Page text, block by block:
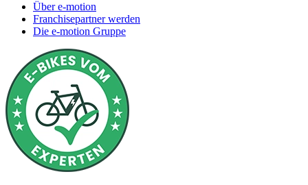
Über e-motion
Franchisepartner werden
Die e-motion Gruppe